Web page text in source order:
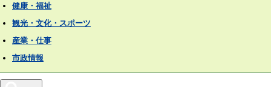
健康・福祉
観光・文化・スポーツ
産業・仕事
市政情報